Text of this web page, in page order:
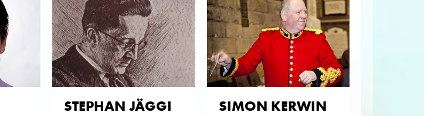
STEPHAN JÄGGI SIMON KERWIN